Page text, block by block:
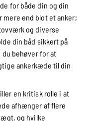
for både din og din
mere end blot et anker;
og diverse
din båd sikkert på
du behøver for at
ankerkæde til din
en kritisk rolle i at
afhænger af flere
og hvilke